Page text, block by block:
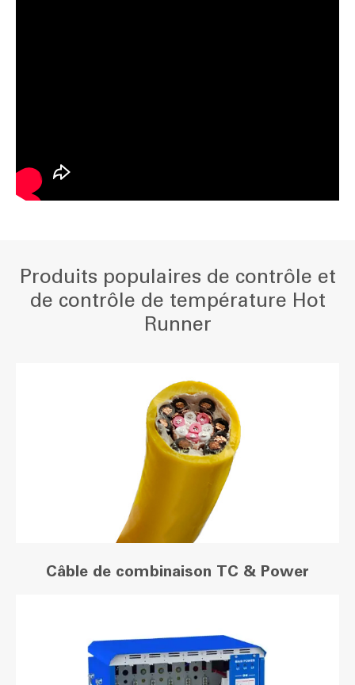
Produits populaires de contrôle et
de contrôle de température Hot
Runner
Câble de combinaison TC & Power